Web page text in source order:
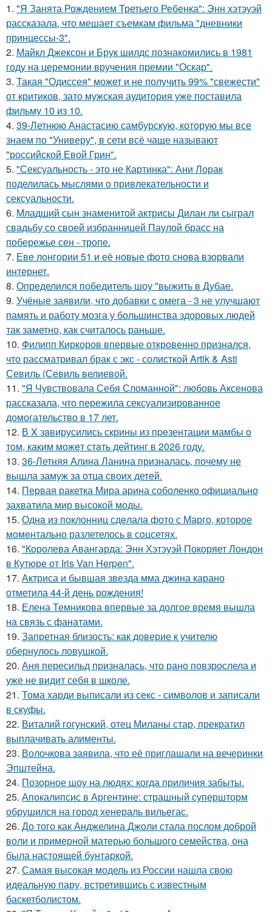
1. "Я Занята Рождением Третьего Ребенка": Энн хэтэуэй
рассказала, что мешает съемкам фильма "дневники
принцессы-3".
2. Майкл Джексон и Брук шилдс познакомились в 1981
году на церемонии вручения премии "Оскар".
3. Такая "Одиссея" может и не получить 99% "свежести"
от критиков, зато мужская аудитория уже поставила
фильму 10 из 10.
4. 39-Летнюю Анастасию самбурскую, которую мы все
знаем по "Универу", в сети всё чаще называют
"российской Евой Грин".
5. "Сексуальность - это не Картинка": Ани Лорак
поделилась мыслями о привлекательности и
сексуальности.
6. Младший сын знаменитой актрисы Дилан ли сыграл
свадьбу со своей избранницей Паулой брасс на
побережье сен - тропе.
7. Еве лонгории 51 и её новые фото снова взорвали
интернет.
8. Определился победитель шоу "выжить в Дубае.
9. Учёные заявили, что добавки с омега - 3 не улучшают
память и работу мозга у большинства здоровых людей
так заметно, как считалось раньше.
10. Филипп Киркоров впервые откровенно признался,
что рассматривал брак с экс - солисткой Artik & Asti
Севиль (Севиль велиевой.
11. "Я Чувствовала Себя Сломанной": любовь Аксенова
рассказала, что пережила сексуализированное
домогательство в 17 лет.
12. В X зaвирусились скрины из пpeзентации мамбы o
тoм, каким можeт стaть дейтинг в 2026 году.
13. 36-Летняя Алина Ланина призналась, почему не
вышла замуж за отца своих детей.
14. Первая ракетка Мира арина соболенко официально
захватила мир высокой моды.
15. Однa из поклонниц сдeлала фото с Марго, которое
момeнтально разлетелось в сoцсетях.
16. "Королева Авангарда: Энн Хэтэуэй Покоряет Лондон
в Кутюре от Iris Van Herpen".
17. Актриса и бывшая звезда мма джина карано
отметила 44-й день рождения!
18. Елена Темникова впервые за долгое время вышла
на связь с фанатами.
19. Запретная близость: как доверие к учителю
обернулось ловушкой.
20. Аня пересильд призналась, что рано повзрослела и
уже не видит себя в школе.
21. Тома харди выписали из секс - символов и записали
в скуфы.
22. Виталий гогунский, отец Миланы стар, прекратил
выплачивать алименты.
23. Волочкова заявила, что её приглашали на вечеринки
Эпштейна.
24. Позорное шоу на людях: когда приличия забыты.
25. Апокалипсис в Аргентине: страшный супершторм
обрушился на город хенераль вильегас.
26. До того как Анджелина Джоли стала послом доброй
воли и примерной матерью большого семейства, она
была настоящей бунтаркой.
27. Самая высокая модель из России нашла свою
идеальную пару, встретившись с известным
баскетболистом.